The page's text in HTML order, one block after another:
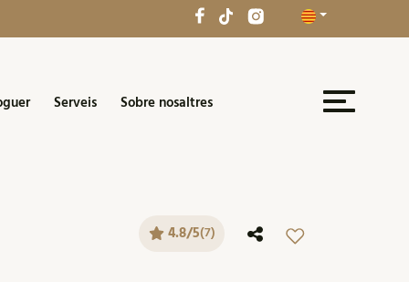
Serveis Sobre nosaltres
4.8/5(7)